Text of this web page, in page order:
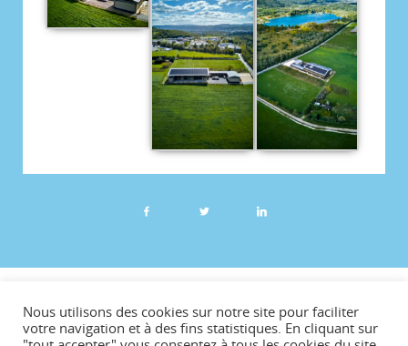
Plan du site
Nous utilisons des cookies sur notre site pour faciliter
votre navigation et à des fins statistiques. En cliquant sur